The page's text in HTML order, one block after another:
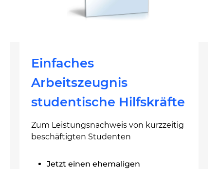
Einfaches
Arbeitszeugnis
studentische Hilfskräfte
Zum Leistungsnachweis von kurzzeitig
beschäftigten Studenten
Jetzt einen ehemaligen